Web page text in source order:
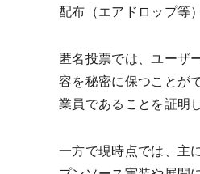
配布（エアドロップ等
匿名投票では、ユーザ
容を秘密に保つことが
業員であることを証明
一方で現時点では、主